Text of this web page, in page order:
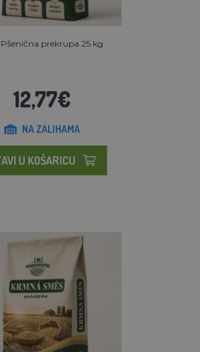
prekrupa 25 kg
12,77€
NA ZALIHAMA
U KOŠARICU